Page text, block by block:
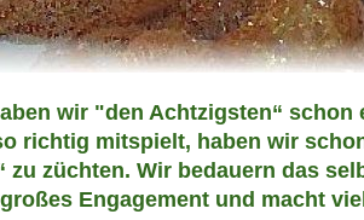
wir "den Achtzigsten“ schon
richtig mitspielt, haben wir
zu züchten. Wir bedauern das
Engagement und macht